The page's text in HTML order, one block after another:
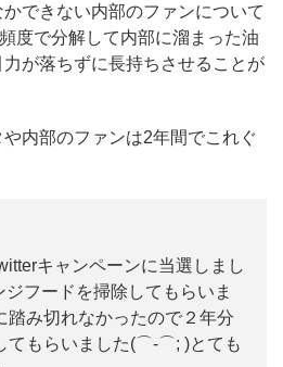
できない内部のファンについて
度で分解して内部に溜まった油
が落ちずに長持ちさせることが
内部のファンは2年間でこれぐ
キャンペーンに当選しまし
フードを掃除してもらいま
踏み切れなかったので２年分
てもらいました(⌒-⌒; )とても